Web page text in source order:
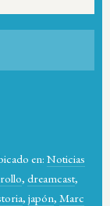
en: Noticias
, dreamcast,
, japón, Marc